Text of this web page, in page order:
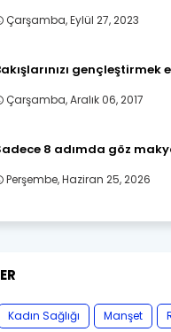
Çarşamba, Eylül 27, 2023
gençleştirmek
Çarşamba, Aralık 06, 2017
8 adımda göz
Perşembe, Haziran 25, 2026
Kadın Sağlığı Manşet